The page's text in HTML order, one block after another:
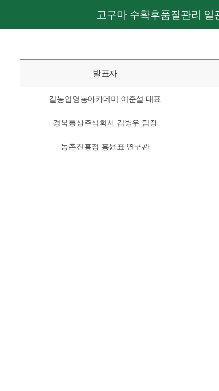
고구마 수확후품질관리 일
발표자
길농업영농아카데미 이준설 대표
경북통상주식회사 김병우 팀장
농촌진흥청 홍윤표 연구관